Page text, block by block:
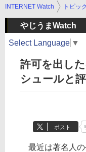
INTERNET Watch トピック
やじうまWatch
Select Language ▼
許可を出し
シュールと
ポスト
最近は著名人の